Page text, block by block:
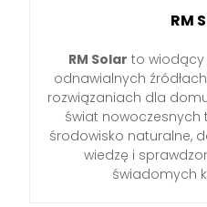
RM
RM Solar to
odnawialnych
rozwiązaniach dla
świat nowoczesnych
środowisko naturalne,
wiedzę i
świadomych